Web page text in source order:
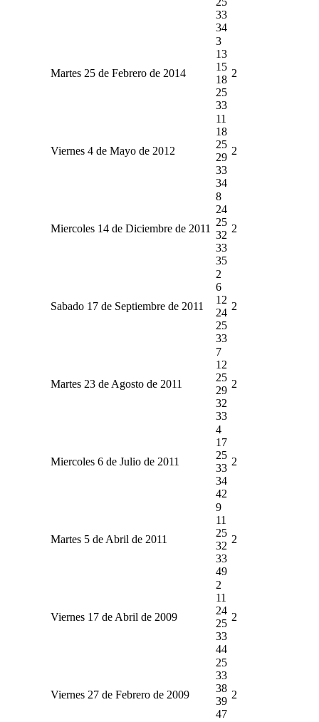
33
34
Martes 25 de Febrero de 2014
3
13
15
18
25
33
2
Viernes 4 de Mayo de 2012
11
18
25
29
33
34
2
Miercoles 14 de Diciembre de 2011
8
24
25
32
33
35
2
Sabado 17 de Septiembre de 2011
2
6
12
24
25
33
2
Martes 23 de Agosto de 2011
7
12
25
29
32
33
2
Miercoles 6 de Julio de 2011
4
17
25
33
34
42
2
Martes 5 de Abril de 2011
9
11
25
32
33
49
2
Viernes 17 de Abril de 2009
2
11
24
25
33
44
2
Viernes 27 de Febrero de 2009
25
33
38
39
47
2